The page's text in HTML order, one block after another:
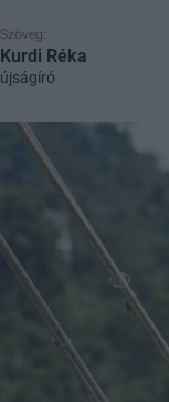
Szöveg:
Kurdi Réka
újságíró